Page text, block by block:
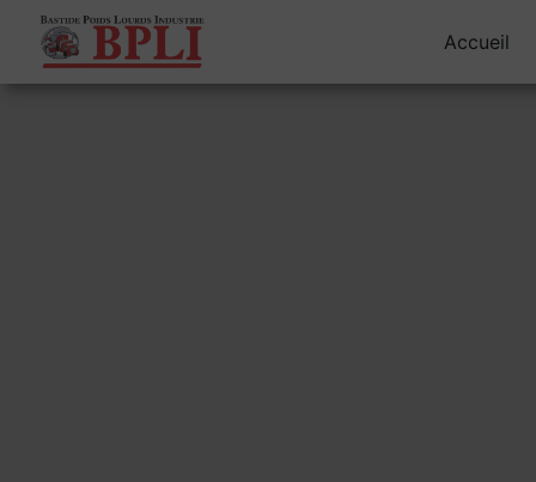
Accueil
Panneau de gestion des cookies